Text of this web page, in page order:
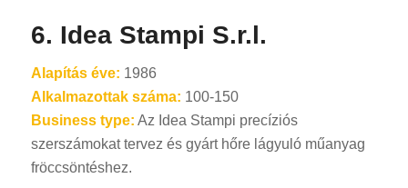
6. Idea Stampi S.r.l.
Alapítás éve: 1986
Alkalmazottak száma: 100-150
Business type: Az Idea Stampi precíziós
szerszámokat tervez és gyárt hőre lágyuló műanyag
fröccsöntéshez.